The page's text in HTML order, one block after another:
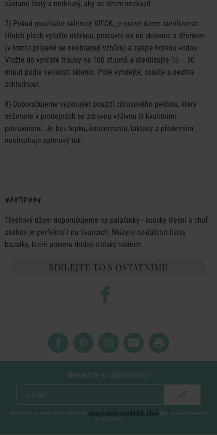
zůstane čistý a netknutý, aby se džem nezkazil.
7) Pokud používáte sklenice WECK, je nutné džem sterilizovat.
Hlubší plech vyložte utěrkou, postavte na ně sklenice s džemem
(v tomto případě se neobracejí vzhůru) a zalijte horkou vodou.
Vložte do vyhřáté trouby na 100 stupňů a sterilizujte 15 – 30
minut podle velikosti sklenic. Poté vyndejte, osušte a nechte
zchladnout.
8) Doporučujeme vyzkoušet použití citrusového pektinu, který
seženete v prodejnách se zdravou výživou či kvalitními
potravinami. Je bez lepku, konzervantů, laktózy a především
neobsahuje palmový tuk.
###TIP###
Třešňový džem doporučujeme na palačinky - kousky třešní a chuť
skořice je perfektní i na lívancích. Můžete ozvláštnit lístky
bazalky, které pokrmu dodají italský nádech.
SDÍLEJTE TO S OSTATNÍMI!
Nenechte si ujít novinky!
vložením e-mailu souhlasíte se zpracováním osobních údajů pro zasílání našeho
newsletteru